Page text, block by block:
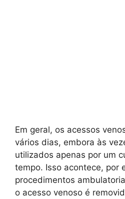
Em geral, os acessos
vários dias, embora às
utilizados apenas por um
tempo. Isso acontece, por
procedimentos
o acesso venoso é